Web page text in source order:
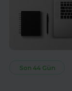
Son 44 Gün